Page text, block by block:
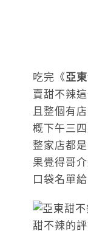
吃完《 亞
賣甜不辣
且整個有
概下午三
整家店都
果覺得哥
口袋名單給